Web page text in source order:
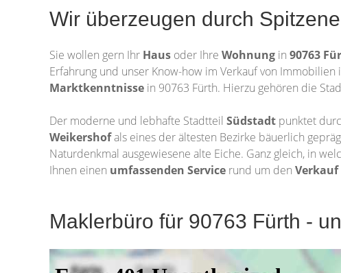
Wir überzeugen durch
Sie wollen gern Ihr Haus oder Ihre Wohnung in 90763
Erfahrung und unser Know-how im Verkauf von Immobilien
Marktkenntnisse in 90763 Fürth. Hierzu gehören die
Der moderne und lebhafte Stadtteil Südstadt punktet
Weikershofals eines der ältesten Bezirke bäuerlich
Naturdenkmal ausgewiesene alte Eiche. Ganz gleich, in
Ihnen einen umfassenden Service rund um den Verkauf
Maklerbüro für 90763 Fürth -